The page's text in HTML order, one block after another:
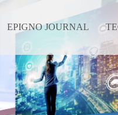
EPIGNO JOURNAL